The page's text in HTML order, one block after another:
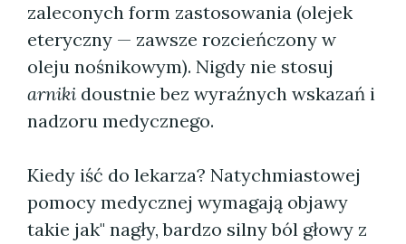
zaleconych form zastosowania (olejek
eteryczny — zawsze rozcieńczony w
oleju nośnikowym). Nigdy nie stosuj
arniki doustnie bez wyraźnych wskazań i
nadzoru medycznego.
Kiedy iść do lekarza? Natychmiastowej
pomocy medycznej wymagają objawy
takie jak" nagły, bardzo silny ból głowy z